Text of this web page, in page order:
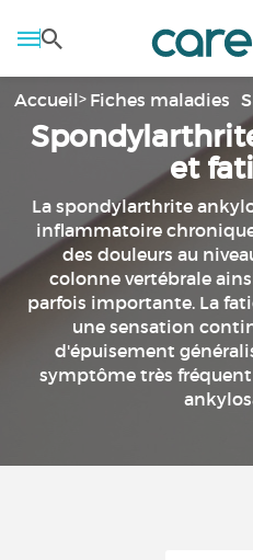
Accueil Fiches maladies
et
La spondylarthrite
inflammatoire
des douleurs au
colonne vertébrale
parfois importante. La
une sensation
d'épuisement
symptôme très